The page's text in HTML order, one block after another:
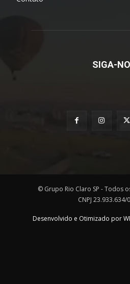
SIGA-
© Grupo Rio Claro SP - Todos
CNPJ 23.933.634/
Desenvolvido e Otimizado por